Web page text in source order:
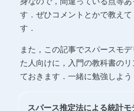
す．ぜひコメントとかで教え
す．
また，この記事でスパースモ
た人向けに，入門の教科書の
ておきます．一緒に勉強しよう
スパース推定法による統計